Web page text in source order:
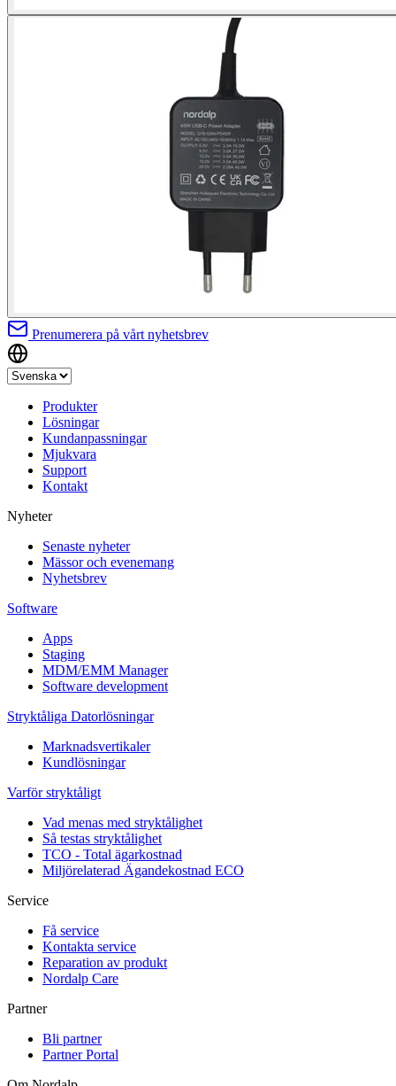
Prenumerera på vårt nyhetsbrev
Produkter
Lösningar
Kundanpassningar
Mjukvara
Support
Kontakt
Nyheter
Senaste nyheter
Mässor och evenemang
Nyhetsbrev
Software
Apps
Staging
MDM/EMM Manager
Software development
Stryktåliga Datorlösningar
Marknadsvertikaler
Kundlösningar
Varför stryktåligt
Vad menas med stryktålighet
Så testas stryktålighet
TCO - Total ägarkostnad
Miljörelaterad Ägandekostnad ECO
Service
Få service
Kontakta service
Reparation av produkt
Nordalp Care
Partner
Bli partner
Partner Portal